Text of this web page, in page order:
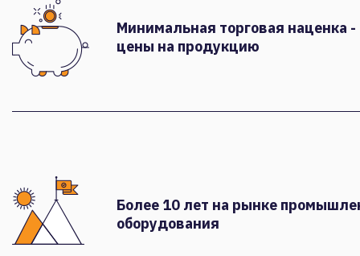
Минимальная торговая наценка
цены на продукцию
Более 10 лет на рынке
оборудования